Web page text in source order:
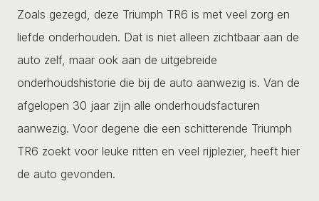
Zoals gezegd, deze Triumph TR6 is met veel zorg en
liefde onderhouden. Dat is niet alleen zichtbaar aan de
auto zelf, maar ook aan de uitgebreide
onderhoudshistorie die bij de auto aanwezig is. Van de
afgelopen 30 jaar zijn alle onderhoudsfacturen
aanwezig. Voor degene die een schitterende Triumph
TR6 zoekt voor leuke ritten en veel rijplezier, heeft hier
de auto gevonden.